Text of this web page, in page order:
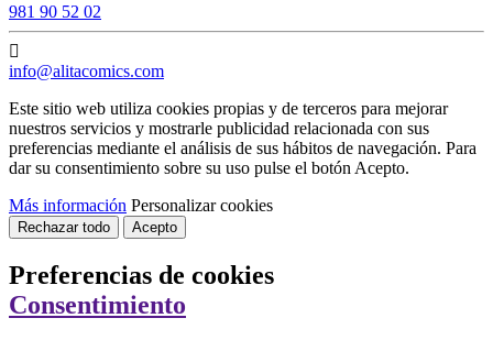
981 90 52 02
info@alitacomics.com
Este sitio web utiliza cookies propias y de terceros para mejorar
nuestros servicios y mostrarle publicidad relacionada con sus
preferencias mediante el análisis de sus hábitos de navegación. Para
dar su consentimiento sobre su uso pulse el botón Acepto.
Más información Personalizar cookies
Rechazar todo Acepto
Preferencias de cookies
Consentimiento